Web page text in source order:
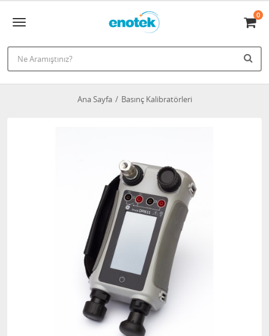
0
Ana Sayfa Basınç Kalibratörleri